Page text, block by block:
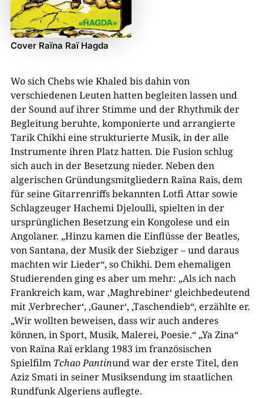
Cover Raïna Raï Hagda
Wo sich Chebs wie Khaled bis dahin von
verschiedenen Leuten hatten begleiten lassen und
der Sound auf ihrer Stimme und der Rhythmik der
Begleitung beruhte, komponierte und arrangierte
Tarik Chikhi eine strukturierte Musik, in der alle
Instrumente ihren Platz hatten. Die Fusion schlug
sich auch in der Besetzung nieder. Neben den
algerischen Gründungsmitgliedern Raïna Raïs, dem
für seine Gitarrenriffs bekannten Lotfi Attar sowie
Schlagzeuger Hachemi Djeloulli, spielten in der
ursprünglichen Besetzung ein Kongolese und ein
Angolaner. „Hinzu kamen die Einflüsse der Beatles,
von Santana, der Musik der Siebziger – und daraus
machten wir Lieder“, so Chikhi. Dem ehemaligen
Studierenden ging es aber um mehr: „Als ich nach
Frankreich kam, war ‚Maghrebiner‘ gleichbedeutend
mit ‚Verbrecher‘, ‚Gauner‘, ‚Taschendieb“, erzählte er.
„Wir wollten beweisen, dass wir auch anderes
können, in Sport, Musik, Malerei, Poesie.“ „Ya Zina“
von Raïna Raï erklang 1983 im französischen
Spielfilm Tchao Pantinund war der erste Titel, den
Aziz Smati in seiner Musiksendung im staatlichen
Rundfunk Algeriens auflegte.